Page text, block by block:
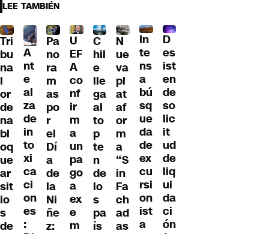
LEE TAMBIÉN
Tri
bu
na
l
or
de
na
bl
oq
ue
ar
sit
io
s
de
A
nt
e
al
za
de
in
to
xi
ca
ci
on
es
:
Pa
no
ra
m
as
po
r
el
Dí
a
de
la
Ni
ñe
z:
U
EF
A
co
nf
ir
m
a
un
pa
go
a
ex
e
m
C
hil
e
lle
ga
al
to
p
te
n
de
lo
s
pa
ís
N
ue
va
pl
at
af
or
m
a
“S
in
Fa
ch
ad
as
In
te
ns
a
bú
sq
ue
da
de
ex
cu
rsi
on
ist
a
D
es
ist
en
de
so
lic
it
ud
de
liq
ui
da
ci
ón